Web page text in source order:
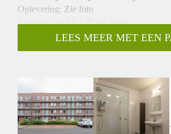
Oplevering: Zie foto
Inkomen eis:2,8 x Bruto huur
Garantiestelling mogelijk: Ja
Borg: 1 Maand
Huisdieren toegestaan: Afhankelijk van
Huurtoeslag grens: Nee
Geschikt voor studenten: Afhankelijk
LEES MEER MET EEN